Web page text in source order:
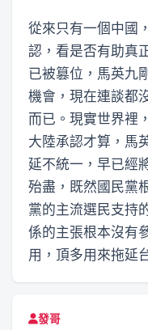
從來只有一個中國
認，看是否有助真
已被篡位，馬英九
機會，現在連談都
而已。現實世界裡
大陸承認才算，馬
延不統一，早已經
殆盡，既然國民黨
黨的主流選民支持
係的主張根本沒有
用，頂多用來拖延
發哥